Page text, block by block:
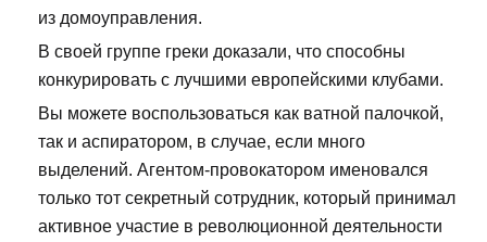
из домоуправления.
В своей группе греки доказали, что способны
конкурировать с лучшими европейскими клубами.
Вы можете воспользоваться как ватной палочкой,
так и аспиратором, в случае, если много
выделений. Агентом-провокатором именовался
только тот секретный сотрудник, который принимал
активное участие в революционной деятельности